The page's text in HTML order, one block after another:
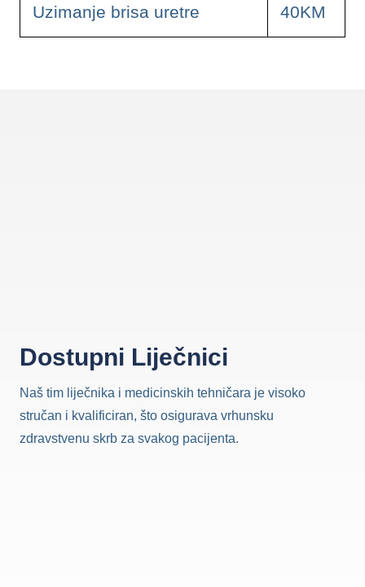
Uzimanje brisa uretre 40KM
Dostupni Liječnici
Naš tim liječnika i medicinskih tehničara je visoko
stručan i kvalificiran, što osigurava vrhunsku
zdravstvenu skrb za svakog pacijenta.